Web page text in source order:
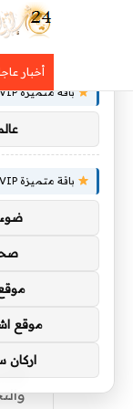
أخبار
باقة متميزة VIP (كود: AA86842):
باقة متميزة VIP (كود: AA35872):
ضوء
موقع
اركان